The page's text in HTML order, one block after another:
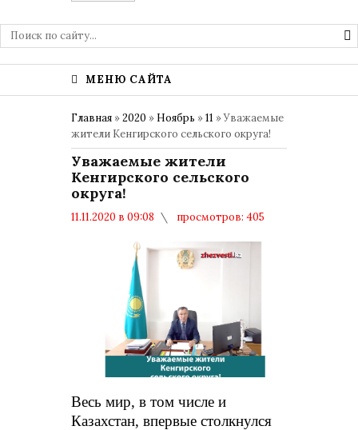
МЕНЮ САЙТА
Главная »2020 » Ноябрь »11 » Уважаемые
жители Кенгирского сельского округа!
Уважаемые жители
Кенгирского сельского
округа!
11.11.2020 в 09:08
просмотров: 405
Весь мир, в том числе и
Казахстан, впервые столкнулся